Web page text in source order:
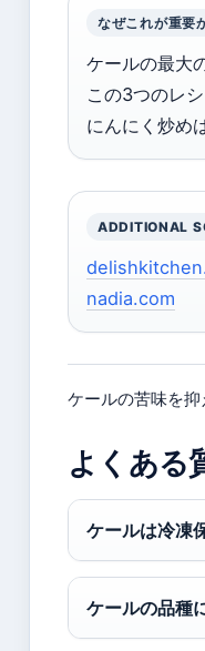
なぜこれが重要
ケールの最大
この3つのレ
にんにく炒め
ADDITIONAL
nadia.com
ケールの苦味を抑
よくある
ケールは冷凍
ケールの品種